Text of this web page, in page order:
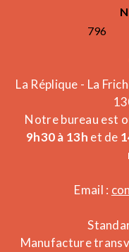
796
La Réplique - La
Notre bureau est
9h30 à 13h et de
Email :
Manufacture